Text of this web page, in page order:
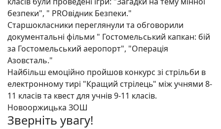
безпеки", " PROвідник Безпеки."
Старшокласники переглянули та обговорили
документальні фільми " Гостомельський капкан: бій
за Гостомельський аеропорт", "Операція
Азовсталь."
Найбільш емоційно пройшов конкурс зі стрільби в
електронному тирі "Кращий стрілець" між учнями 8-
11 класів та квест для учнів 9-11 класів.
Новооржицька ЗОШ
Зверніть увагу!